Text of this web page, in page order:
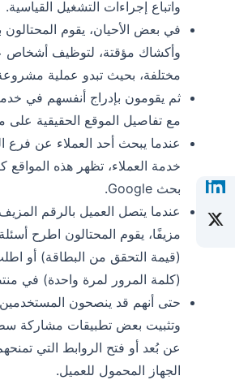
واتباع إجراءات التشغيل القياسية.
في بعض الأحيان، يقوم المحتالون
وأكشاك مؤقتة، لتوظيف أشخاص
مختلفة، بحيث تبدو عملية
مع تفاصيل الموقع الحقيقية على
عندما يبحث أحد العملاء عن فرع
خدمة العملاء، تظهر هذه المواقع
بحث Google.
عندما يتصل العميل بالرقم
مزيفًا، يقوم المحتالون
(كلمة المرور لمرة واحدة) في
حتى أنهم قد ينصحون المستخدمين
وتثبيت بعض تطبيقات مشاركة
عن بُعد أو فتح الروابط التي
الجهاز المحمول للعميل.